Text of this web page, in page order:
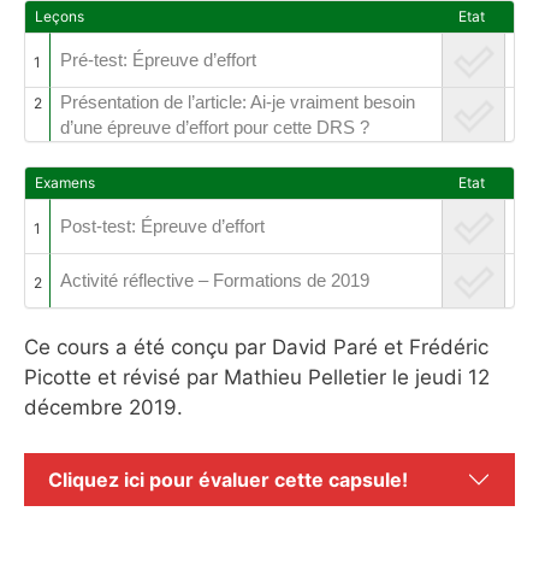
Leçons Etat
1 Pré-test: Épreuve d’effort
2
Présentation de l’article: Ai-je vraiment besoin
d’une épreuve d’effort pour cette DRS ?
Examens Etat
1 Post-test: Épreuve d’effort
2 Activité réflective – Formations de 2019
Ce cours a été conçu par David Paré et Frédéric
Picotte et révisé par Mathieu Pelletier le jeudi 12
décembre 2019.
Cliquez ici pour évaluer cette capsule!